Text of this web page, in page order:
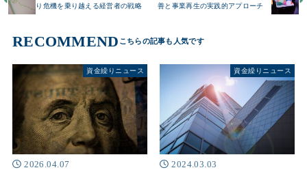
り危機を乗り越える経営者の戦略
善と事業再生の実践的アプローチ
RECOMMEND
資金繰りニュース
2026.04.07
資金繰りニュース
2024.03.03